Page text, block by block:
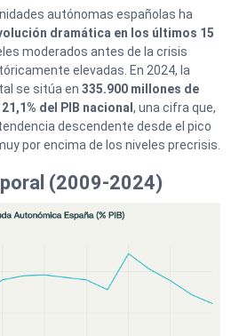
autónomas españolas ha
dramática en los últimos 15
moderados antes de la crisis
elevadas. En 2024, la
se sitúa en 335.900 millones de
del PIB nacional , una cifra que,
descendente desde el pico
por encima de los niveles precrisis.
(2009-2024)